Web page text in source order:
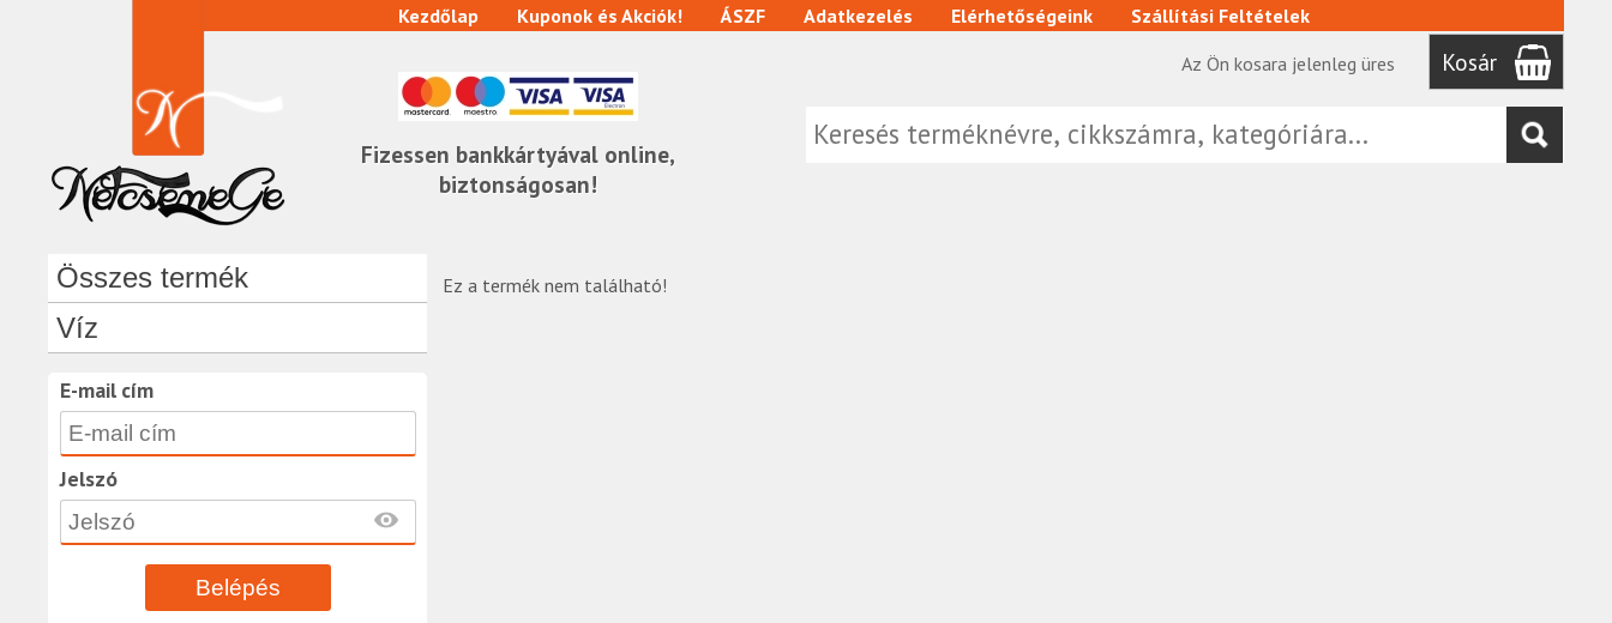
Fizessen bankkártyával online,
biztonságosan!
Kezdőlap Kuponok és Akciók! ÁSZF Adatkezelés Elérhetőségeink
Szállítási Feltételek
Az Ön kosara jelenleg üres
Kosár
Összes termék
Víz
E-mail cím
Jelszó
Ez a termék nem található!